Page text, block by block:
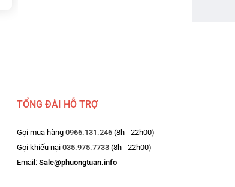
TỔNG ĐÀI HỖ TRỢ
Gọi mua hàng 0966.131.246 (8h - 22h00)
Gọi khiếu nại 035.975.7733 (8h - 22h00)
Email: Sale@phuongtuan.info